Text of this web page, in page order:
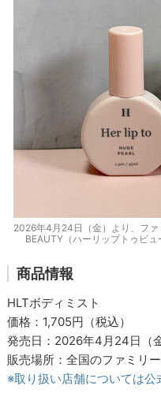
2026年4月24日（金）より、フ
BEAUTY（ハーリップトゥビ
商品情報
HLTボディミスト
価格：1,705円（税込）
発売日：2026年4月24日（
販売場所：全国のファミリ
※取り扱い店舗については公